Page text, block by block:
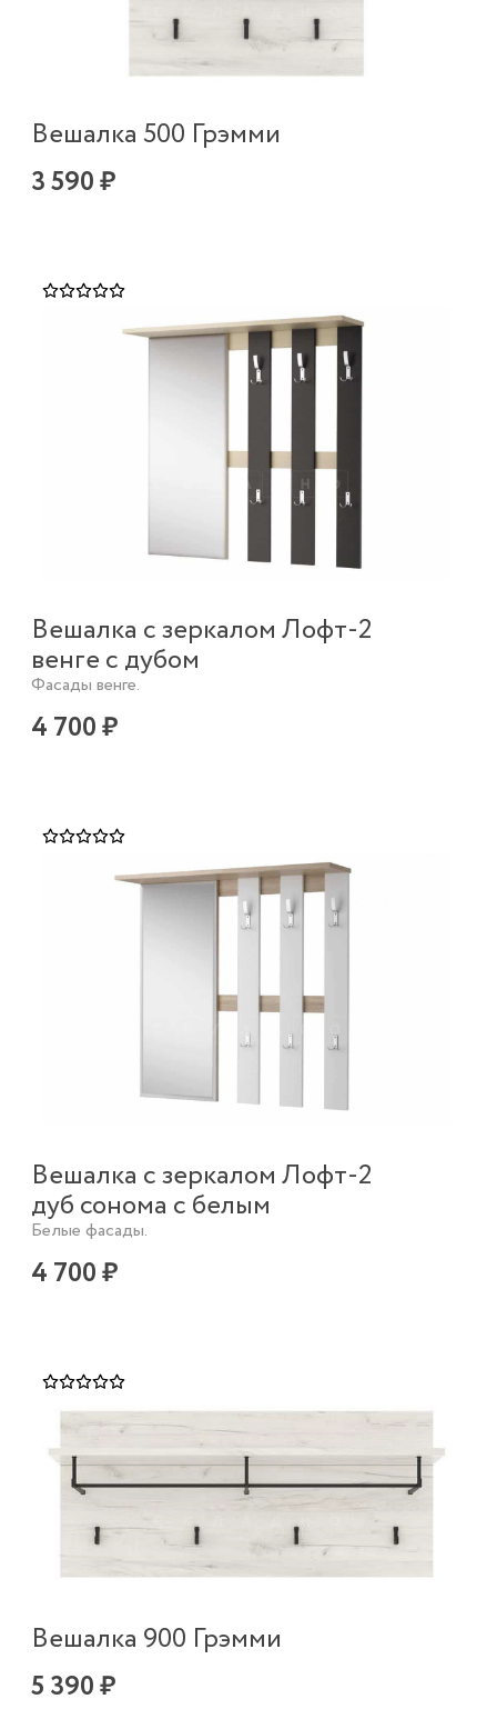
Вешалка 500 Грэмми
3 590 ₽
Вешалка с зеркалом Лофт-2
венге с дубом
Фасады венге.
4 700 ₽
Вешалка с зеркалом Лофт-2
дуб сонома с белым
Белые фасады.
4 700 ₽
Вешалка 900 Грэмми
5 390 ₽